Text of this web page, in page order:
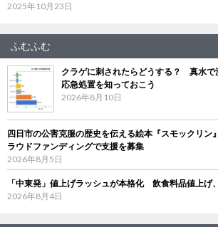
2025年10月23日
ふむふむ
クラゲに刺されたらどうする？ 真水で
応急処置を知っておこう
2026年8月10日
四日市の公害克服の歴史を伝える絵本『スモックリ
ラウドファンディングで支援を募集
2026年8月5日
「中東発」値上げラッシュが本格化 飲食料品値上げ
2026年8月4日